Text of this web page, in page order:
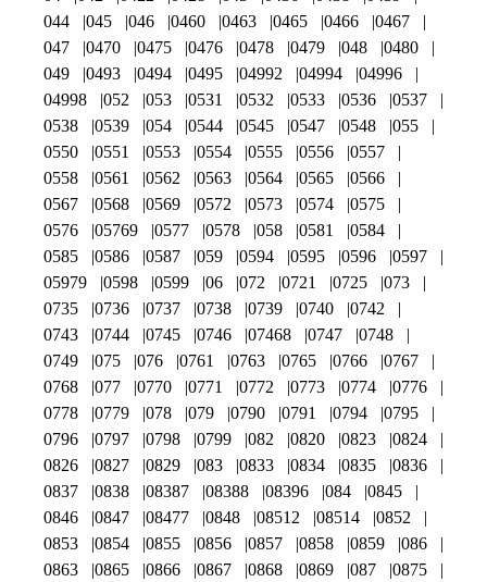
044
045 046 0460 0463 0465 0466
0467
047
0470 0475 0476 0478 0479 048
0480
049
0493 0494 0495 04992 04994
04996
04998
052 053 0531 0532 0533 0536
0537
0538
0539 054 0544 0545 0547 0548
055
0550
0551 0553 0554 0555 0556
0557
0558
0561 0562 0563 0564 0565
0566
0567
0568 0569 0572 0573 0574
0575
0576
05769 0577 0578 058 0581
0584
0585
0586 0587 059 0594 0595 0596
0597
05979
0598 0599 06 072 0721 0725
073
0735
0736 0737 0738 0739 0740
0742
0743
0744 0745 0746 07468 0747
0748
0749
075 076 0761 0763 0765 0766
0767
0768
077 0770 0771 0772 0773 0774
0776
0778
0779 078 079 0790 0791 0794
0795
0796
0797 0798 0799 082 0820 0823
0824
0826
0827 0829 083 0833 0834 0835
0836
0837
0838 08387 08388 08396 084
0845
0846
0847 08477 0848 08512 08514
0852
0853
0854 0855 0856 0857 0858 0859
086
0863
0865 0866 0867 0868 0869 087
0875